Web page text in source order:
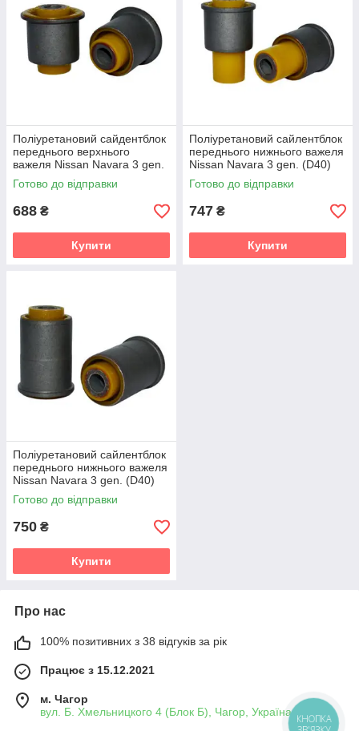
Поліуретановий сайдентблок
переднього верхнього
важеля Nissan Navara 3 gen.
(D40) Пікап (2005-2021) v19
Готово до відправки
688 ₴
Купити
Поліуретановий сайлентблок
переднього нижнього важеля
Nissan Navara 3 gen. (D40)
Пікап (2005-2021) v19
Готово до відправки
747 ₴
Купити
Поліуретановий сайлентблок
переднього нижнього важеля
Nissan Navara 3 gen. (D40)
Пікап (2005-2021) v19
Готово до відправки
750 ₴
Купити
Про нас
100% позитивних з 38 відгуків за рік
Працює з 15.12.2021
м. Чагор
вул. Б. Хмельницкого 4 (Блок Б), Чагор, Україна
КНОПКА